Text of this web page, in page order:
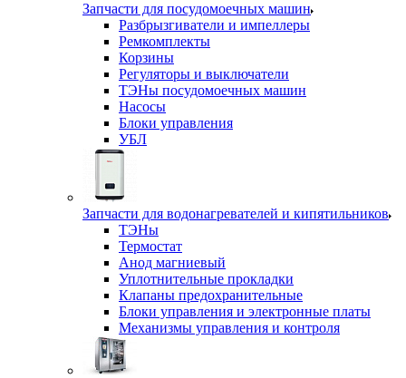
Запчасти для посудомоечных машин
Разбрызгиватели и импеллеры
Ремкомплекты
Корзины
Регуляторы и выключатели
ТЭНы посудомоечных машин
Насосы
Блоки управления
УБЛ
Запчасти для водонагревателей и кипятильников
ТЭНы
Термостат
Анод магниевый
Уплотнительные прокладки
Клапаны предохранительные
Блоки управления и электронные платы
Механизмы управления и контроля